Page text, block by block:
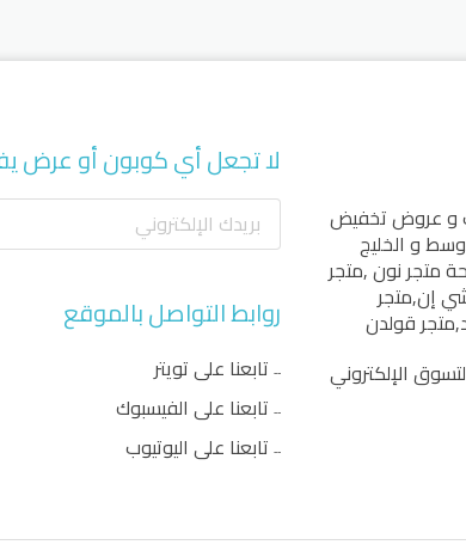
و عروض تخفيض
و الخليج
متجر نون,متجر
إن,متجر
,متجر قولدن
الإلكتروني
لا تجعل أي كوبون أو عرض
روابط التواصل بالموقع
تابعنا على تويتر
تابعنا على الفيسبوك
تابعنا على اليوتيوب